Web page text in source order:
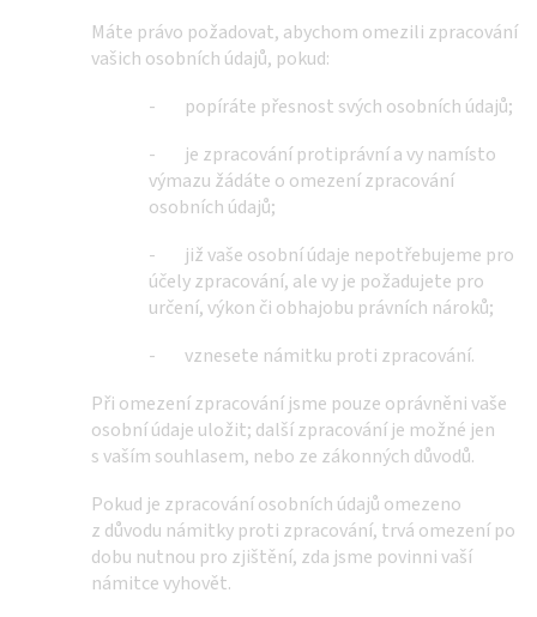
Máte právo požadovat, abychom omezili zpracování
vašich osobních údajů, pokud:
- popíráte přesnost svých osobních údajů;
- je zpracování protiprávní a vy namísto
výmazu žádáte o omezení zpracování
osobních údajů;
- již vaše osobní údaje nepotřebujeme pro
účely zpracování, ale vy je požadujete pro
určení, výkon či obhajobu právních nároků;
- vznesete námitku proti zpracování.
Při omezení zpracování jsme pouze oprávněni vaše
osobní údaje uložit; další zpracování je možné jen
s vaším souhlasem, nebo ze zákonných důvodů.
Pokud je zpracování osobních údajů omezeno
z důvodu námitky proti zpracování, trvá omezení po
dobu nutnou pro zjištění, zda jsme povinni vaší
námitce vyhovět.